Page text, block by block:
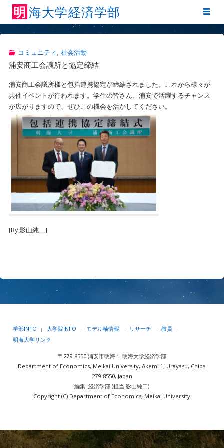
明 海大学経済学部
コミュニティ, 社会活動
浦安商工会議所と協定締結
浦安商工会議所様と包括連携協定が締結されました。これから様々が
共催イベントが行われます。学生の皆さん、浦安で活躍するチャンス
が広がりますので、ぜひこの機会を活かしてください。
[By 影山純二]
学部INFO | 大学院INFO | モデル軸情報 | リサーチ | 教員 |
明海大学リンク
〒279-8550 浦安市明海１ 明海大学経済学部
Department of Economics, Meikai University, Akemi 1, Urayasu, Chiba
279-8550, Japan
編集: 経済学部 (担当 影山純二)
Copyright (C) Department of Economics, Meikai University